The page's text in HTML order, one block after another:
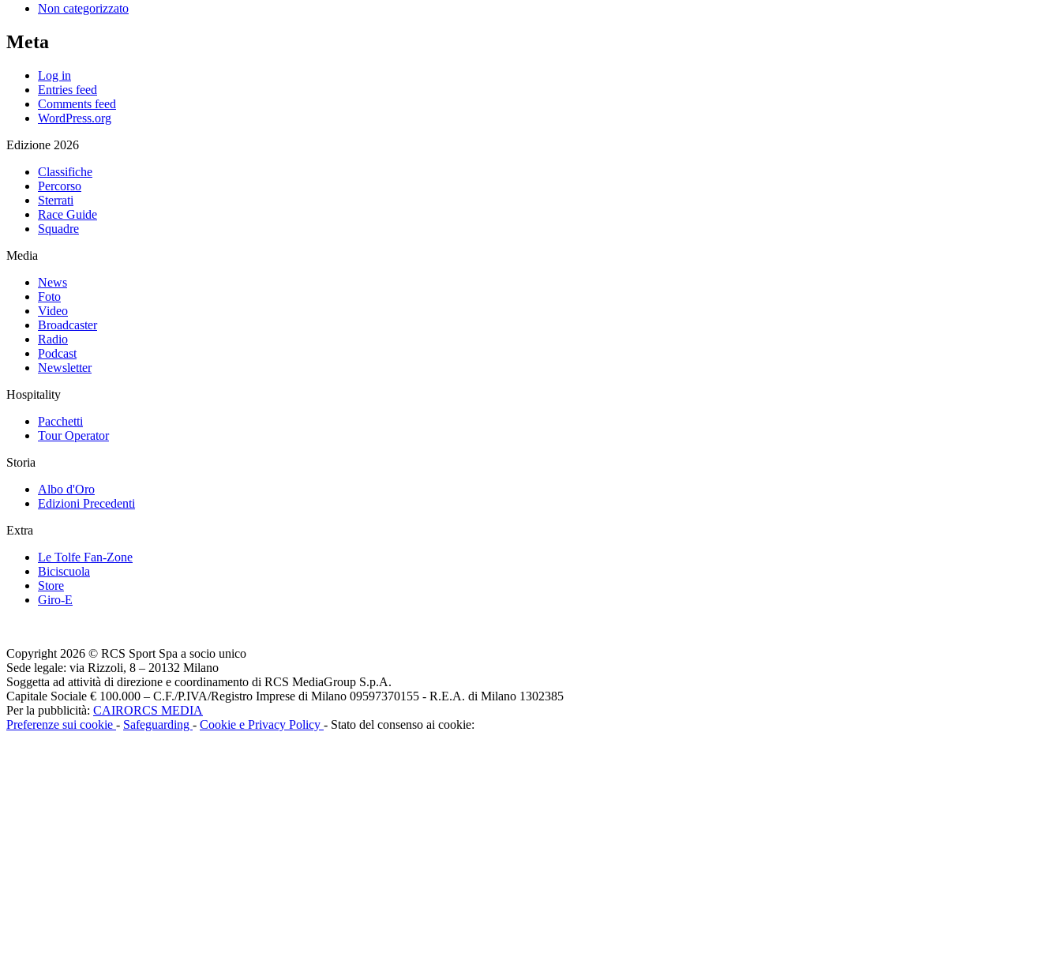
Non categorizzato
Meta
Log in
Entries feed
Comments feed
WordPress.org
Edizione 2026
Classifiche
Percorso
Sterrati
Race Guide
Squadre
Media
News
Foto
Video
Broadcaster
Radio
Podcast
Newsletter
Hospitality
Pacchetti
Tour Operator
Storia
Albo d'Oro
Edizioni Precedenti
Extra
Le Tolfe Fan-Zone
Biciscuola
Store
Giro-E
Copyright 2026 © RCS Sport Spa a socio unico
Sede legale: via Rizzoli, 8 – 20132 Milano
Soggetta ad attività di direzione e coordinamento di RCS MediaGroup S.p.A.
Capitale Sociale € 100.000 – C.F./P.IVA/Registro Imprese di Milano 09597370155 - R.E.A. di Milano 1302385
Per la pubblicità: CAIRORCS MEDIA
Preferenze sui cookie - Safeguarding - Cookie e Privacy Policy - Stato del consenso ai cookie: